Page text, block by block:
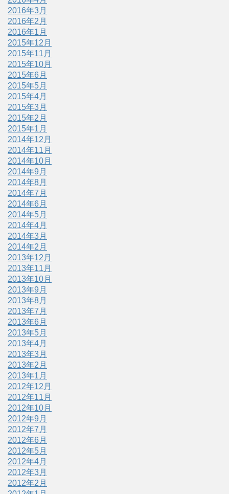
2016年3月
2016年2月
2016年1月
2015年12月
2015年11月
2015年10月
2015年6月
2015年5月
2015年4月
2015年3月
2015年2月
2015年1月
2014年12月
2014年11月
2014年10月
2014年9月
2014年8月
2014年7月
2014年6月
2014年5月
2014年4月
2014年3月
2014年2月
2013年12月
2013年11月
2013年10月
2013年9月
2013年8月
2013年7月
2013年6月
2013年5月
2013年4月
2013年3月
2013年2月
2013年1月
2012年12月
2012年11月
2012年10月
2012年9月
2012年7月
2012年6月
2012年5月
2012年4月
2012年3月
2012年2月